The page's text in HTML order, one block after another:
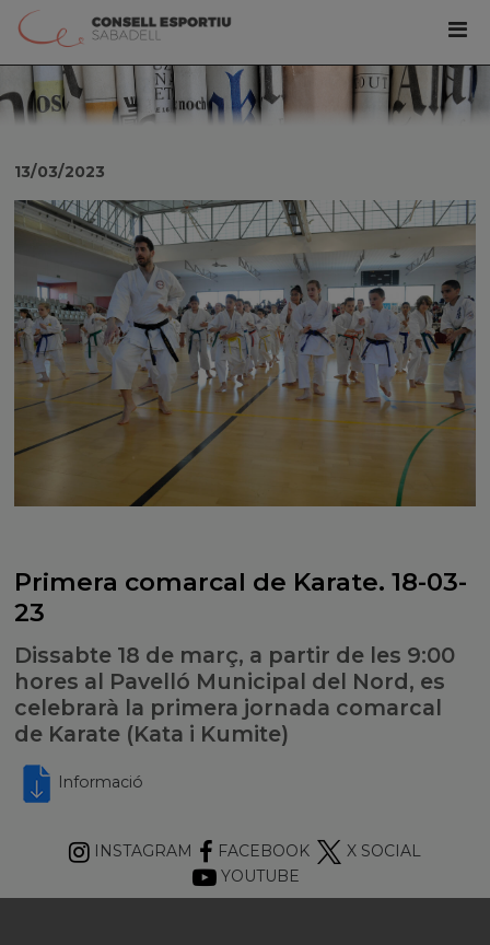
Primera comarcal de Karate. 18-03-
23
Dissabte 18 de març, a partir de les 9:00
hores al Pavelló Municipal del Nord, es
celebrarà la primera jornada comarcal
de Karate (Kata i Kumite)
13/03/2023
Informació
INSTAGRAM FACEBOOK
X SOCIAL
YOUTUBE